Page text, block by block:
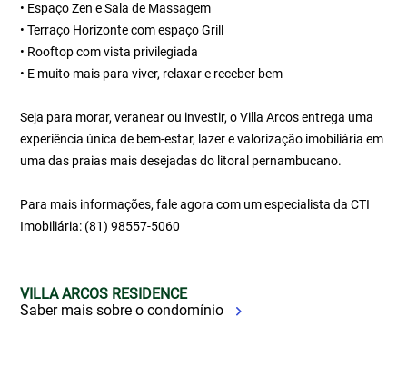
• Espaço Zen e Sala de Massagem
• Terraço Horizonte com espaço Grill
• Rooftop com vista privilegiada
• E muito mais para viver, relaxar e receber bem
Seja para morar, veranear ou investir, o Villa Arcos entrega uma
experiência única de bem-estar, lazer e valorização imobiliária em
uma das praias mais desejadas do litoral pernambucano.
Para mais informações, fale agora com um especialista da CTI
Imobiliária: (81) 98557-5060
VILLA ARCOS RESIDENCE
Saber mais sobre o condomínio